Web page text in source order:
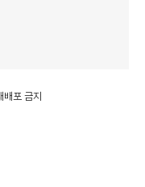
배포 금지